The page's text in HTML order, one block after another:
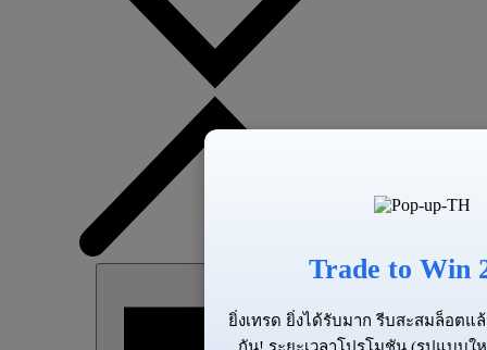
Trade to Win
ยิ่งเทรด ยิ่งได้รับมาก รีบสะสมล็อตแ